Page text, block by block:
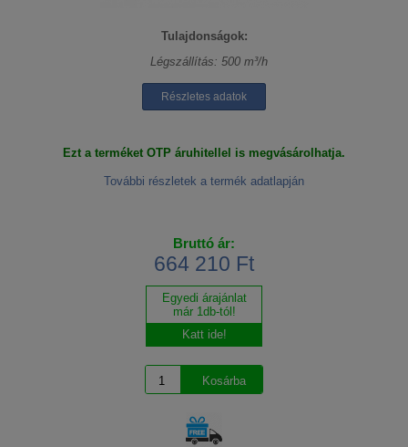
Tulajdonságok:
Légszállítás: 500 m³/h
Részletes adatok
Ezt a terméket OTP áruhitellel is megvásárolhatja.
További részletek a termék adatlapján
Bruttó ár:
664 210 Ft
Egyedi árajánlat
már 1db-tól!
Katt ide!